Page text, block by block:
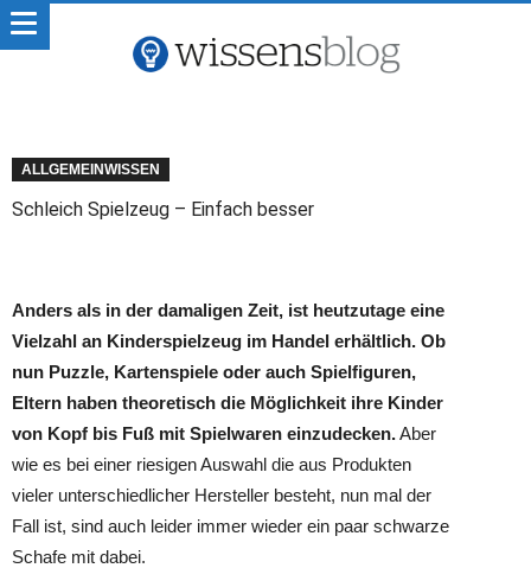
ALLGEMEINWISSEN
Schleich Spielzeug – Einfach besser
Anders als in der damaligen Zeit, ist heutzutage eine
Vielzahl an Kinderspielzeug im Handel erhältlich. Ob
nun Puzzle, Kartenspiele oder auch Spielfiguren,
Eltern haben theoretisch die Möglichkeit ihre Kinder
von Kopf bis Fuß mit Spielwaren einzudecken.Aber
wie es bei einer riesigen Auswahl die aus Produkten
vieler unterschiedlicher Hersteller besteht, nun mal der
Fall ist, sind auch leider immer wieder ein paar schwarze
Schafe mit dabei.